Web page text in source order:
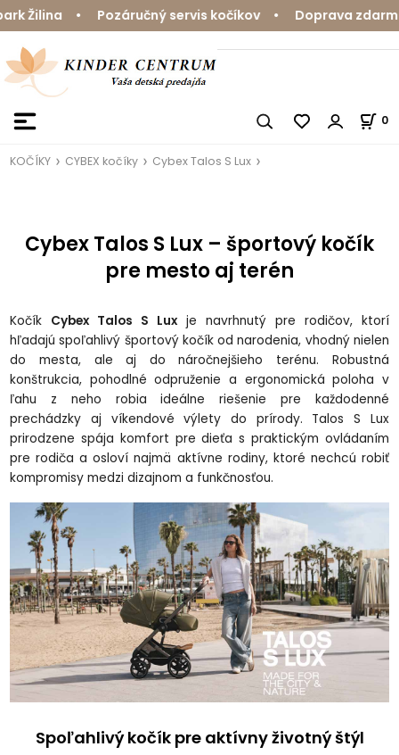
• Pozáručný servis kočíkov • Doprava
0
KOČÍKY CYBEX kočíky Cybex Talos S Lux
Cybex Talos S Lux – športový kočík
pre mesto aj terén
Kočík Cybex Talos S Lux je navrhnutý pre rodičov, ktorí
hľadajú spoľahlivý športový kočík od narodenia, vhodný nielen
do mesta, ale aj do náročnejšieho terénu. Robustná
konštrukcia, pohodlné odpruženie a ergonomická poloha v
ľahu z neho robia ideálne riešenie pre každodenné
prechádzky aj víkendové výlety do prírody. Talos S Lux
prirodzene spája komfort pre dieťa s praktickým ovládaním
pre rodiča a osloví najmä aktívne rodiny, ktoré nechcú robiť
kompromisy medzi dizajnom a funkčnosťou.
Spoľahlivý kočík pre aktívny životný štýl